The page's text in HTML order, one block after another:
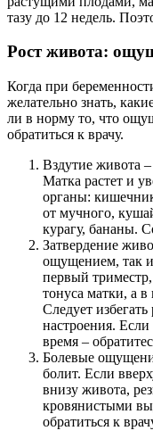
тазу до 12 недель.
Рост живота:
Когда при
желательно знать,
ли в норму то, что
обратиться к врачу.
Вздутие живота
Матка растет и
органы:
от мучного,
курагу, бананы.
Затвердение
ощущением, так и
первый
тонуса матки, а
Следует
настроения.
время –
Болевые
болит. Если
внизу живота,
кровянистыми
обратиться к